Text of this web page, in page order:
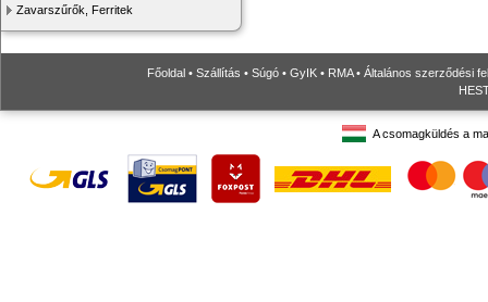
Zavarszűrők, Ferritek
Főoldal • Szállítás • Súgó • GyIK • RMA• Általános szerződési
A csomagküldés a